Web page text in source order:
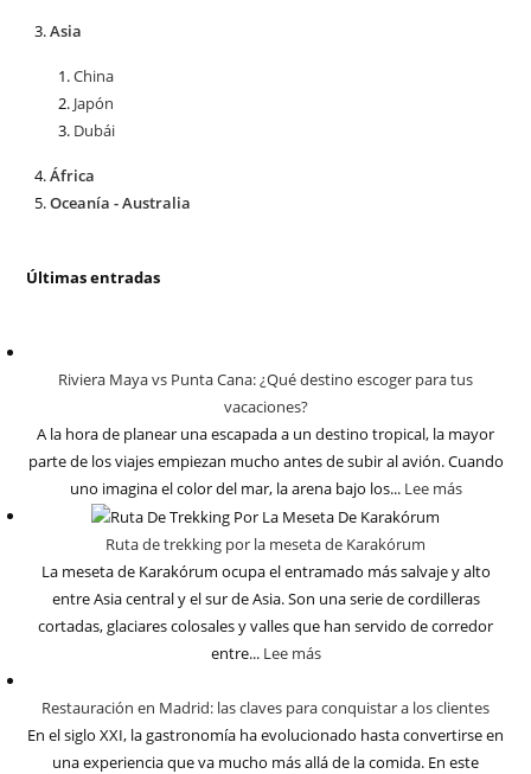
Asia
China
Japón
Dubái
África
Oceanía - Australia
Últimas entradas
Riviera Maya vs Punta Cana: ¿Qué destino escoger para tus
vacaciones?
A la hora de planear una escapada a un destino tropical, la mayor
parte de los viajes empiezan mucho antes de subir al avión. Cuando
uno imagina el color del mar, la arena bajo los... Lee más
Ruta de trekking por la meseta de Karakórum
La meseta de Karakórum ocupa el entramado más salvaje y alto
entre Asia central y el sur de Asia. Son una serie de cordilleras
cortadas, glaciares colosales y valles que han servido de corredor
entre... Lee más
Restauración en Madrid: las claves para conquistar a los clientes
En el siglo XXI, la gastronomía ha evolucionado hasta convertirse en
una experiencia que va mucho más allá de la comida. En este